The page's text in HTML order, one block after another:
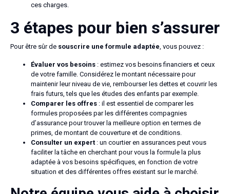
ces charges.
3 étapes pour bien s’assurer
Pour être sûr de souscrire une formule adaptée, vous pouvez :
Évaluer vos besoins : estimez vos besoins financiers et ceux
de votre famille. Considérez le montant nécessaire pour
maintenir leur niveau de vie, rembourser les dettes et couvrir les
frais futurs, tels que les études des enfants par exemple.
Comparer les offres : il est essentiel de comparer les
formules proposées par les différentes compagnies
d’assurance pour trouver la meilleure option en termes de
primes, de montant de couverture et de conditions.
Consulter un expert : un courtier en assurances peut vous
faciliter la tâche en cherchant pour vous la formule la plus
adaptée à vos besoins spécifiques, en fonction de votre
situation et des différentes offres existant sur le marché.